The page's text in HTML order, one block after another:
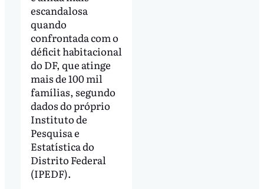
escandalosa
quando
confrontada com o
déficit habitacional
do DF, que atinge
mais de 100 mil
famílias, segundo
dados do próprio
Instituto de
Pesquisa e
Estatística do
Distrito Federal
(IPEDF).